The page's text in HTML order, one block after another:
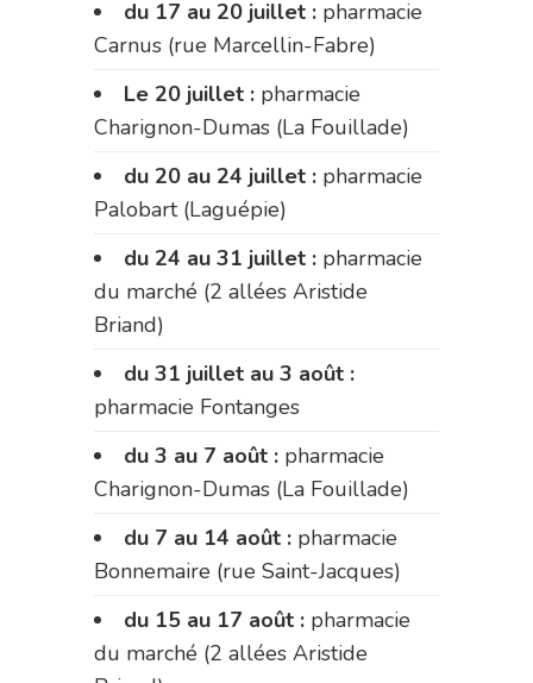
du 17 au 20 juillet : pharmacie
Carnus (rue Marcellin-Fabre)
Le 20 juillet : pharmacie
Charignon-Dumas (La Fouillade)
du 20 au 24 juillet : pharmacie
Palobart (Laguépie)
du 24 au 31 juillet : pharmacie
du marché (2 allées Aristide
Briand)
du 31 juillet au 3 août :
pharmacie Fontanges
du 3 au 7 août : pharmacie
Charignon-Dumas (La Fouillade)
du 7 au 14 août : pharmacie
Bonnemaire (rue Saint-Jacques)
du 15 au 17 août : pharmacie
du marché (2 allées Aristide